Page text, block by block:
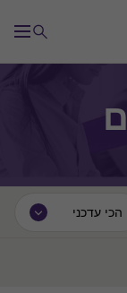
הכי עדכני